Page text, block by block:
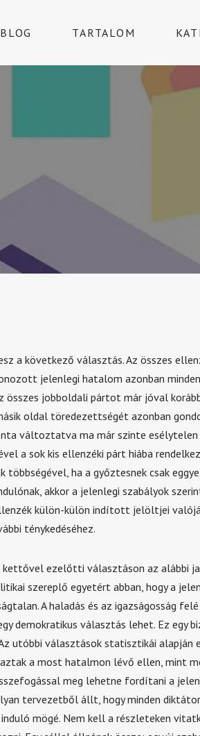
BLOG TARTALOM
a következő választás. Az összes
jelenlegi hatalom azonban
jobboldali pártot már jóval
oldal töredezettségét azonban
változtatva ma már szinte esélytelen
a sok kis ellenzéki párt hiába
többségével, ha a győztesnek csak
akkor a jelenlegi szabályok
külön-külön indított jelöltjei
ténykedéséhez.
ezelőtti választáson az alábbi
szereplő egyetért abban, hogy a
A haladás és az igazságosság
demokratikus választás lehet. Ez egy
utóbbi választások statisztikái alapján
a most hatalmon lévő ellen, mint
meg lehetne fordítani a
tervezetből állt, hogy minden
mögé. Nem kell a részleteken